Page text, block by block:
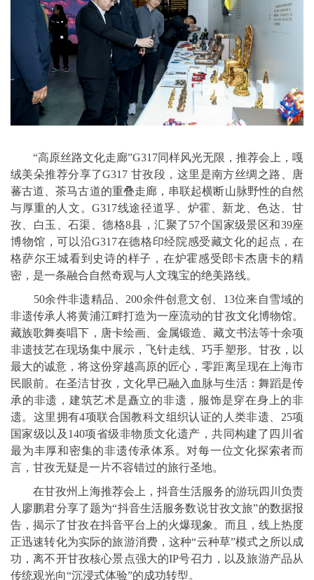
“高原丝路文化走廊”G317同样风光无限，推荐会上，嘎
绒美朵推荐分享了G317 甘孜段，这里是南方丝绸之路、唐
蕃古道、茶马古道的重叠走廊，串联起横断山脉野性的自然
与厚重的人文。G317线途径道孚、炉霍、新龙、色达、甘
孜、白玉、石渠、德格8县，汇聚了57个国家级景区和39座
博物馆，可以沿G317在德格印经院感受藏文化的起点，在
格萨尔王城看到史诗的样子，在炉霍感受郎卡杰唐卡的精
密，是一条融合自然奇观与人文瑰宝的绝美路线。
50余件非遗精品、200余件创意文创、13位来自雪域的
非遗传承人将黄浦江畔打造为一座流动的甘孜文化博物馆。
藏族歌舞奏唱下，唐卡绘画、金属锻造、藏文书法等十余项
非遗技艺在现场集中展示，飞针走线、巧手塑形。甘孜，以
最大的诚意，将这份穿越高原的匠心，零距离呈现在上海市
民眼前。在圣洁甘孜，文化早已融入血脉与生活：舞蹈是传
承的非遗，建筑艺术是矗立的非遗，服饰是穿在身上的非
遗。这里拥有4项联合国教科文组织认证的人类非遗、25项
国家级以及140项省级非物质文化遗产，共同构建了四川省
最为丰厚和密集的非遗传承体系。对每一位文化探索者而
言，甘孜无疑是一片不容错过的旅行圣地。
在甘孜州上海推荐会上，抖音生活服务的游玩四川负责
人廖鹏君分享了题为“抖音生活服务数说甘孜文旅”的数据报
告，揭示了甘孜在抖音平台上的火爆现象。而且，线上热度
正迅速转化为实际的旅游消费，这种“云种草”模式之所以成
功，离不开甘孜核心景点强大的IP号召力，以及旅游产品从
传统观光向“沉浸式体验”的成功转型。